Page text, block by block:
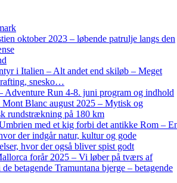
oktober 2023 – løbende patrulje langs den
i Italien – Alt andet end skiløb – Meget
snesko…
Adventure Run 4-8. juni program og indhold
Mont Blanc august 2025 – Mytisk og
rundstrækning på 180 km
med et kig forbi det antikke Rom –
der indgår natur, kultur og gode
hvor der også bliver spist godt
forår 2025 – Vi løber på tværs af
betagende Tramuntana bjerge – betagende